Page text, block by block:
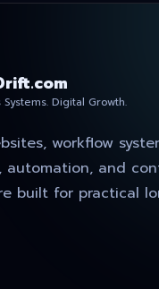
Systems. Digital Growth.
workflow
automation, and
built for practical